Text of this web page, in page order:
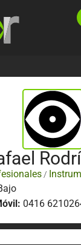
/
0416